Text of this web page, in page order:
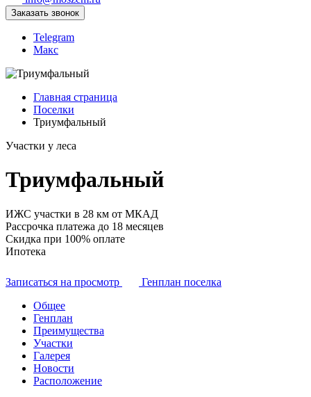
Заказать звонок
Telegram
Макс
Главная страница
Поселки
Триумфальный
Участки у леса
Триумфальный
ИЖС участки в 28 км от МКАД
Рассрочка платежа до 18 месяцев
Скидка при 100% оплате
Ипотека
Записаться на просмотр
Генплан поселка
Общее
Генплан
Преимущества
Участки
Галерея
Новости
Расположение